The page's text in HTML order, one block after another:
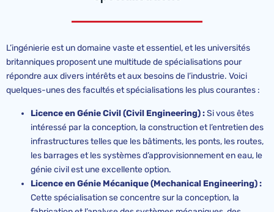
L’ingénierie est un domaine vaste et essentiel, et les universités
britanniques proposent une multitude de spécialisations pour
répondre aux divers intérêts et aux besoins de l’industrie. Voici
quelques-unes des facultés et spécialisations les plus courantes :
Licence en Génie Civil (Civil Engineering) :Si vous êtes
intéressé par la conception, la construction et l’entretien des
infrastructures telles que les bâtiments, les ponts, les routes,
les barrages et les systèmes d’approvisionnement en eau, le
génie civil est une excellente option.
Licence en Génie Mécanique (Mechanical Engineering) :
Cette spécialisation se concentre sur la conception, la